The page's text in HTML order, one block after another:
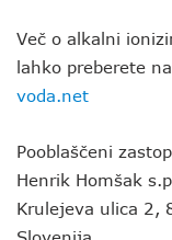
Več o alkalni
lahko preberete
voda.net
Pooblaščeni
Henrik Homšak
Krulejeva ulica 2,